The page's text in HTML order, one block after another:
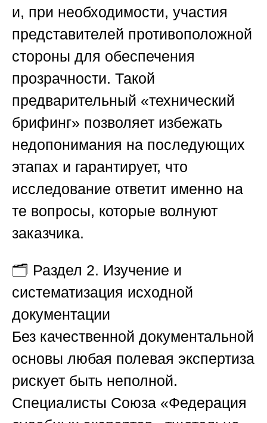
и, при необходимости, участия
представителей противоположной
стороны для обеспечения
прозрачности. Такой
предварительный «технический
брифинг» позволяет избежать
недопонимания на последующих
этапах и гарантирует, что
исследование ответит именно на
те вопросы, которые волнуют
заказчика.
🗂️ Раздел 2. Изучение и
систематизация исходной
документации
Без качественной документальной
основы любая полевая экспертиза
рискует быть неполной.
Специалисты Союза «Федерация